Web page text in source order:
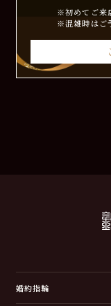
※初めてご来
※混雑時はご
婚約指輪